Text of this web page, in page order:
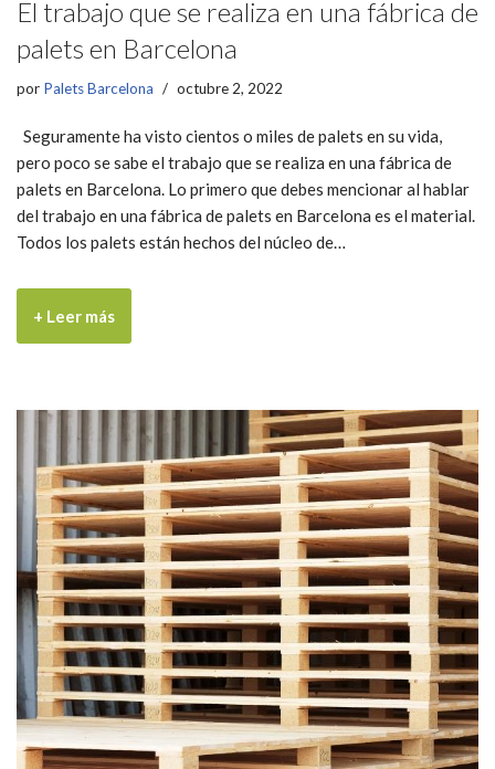
El trabajo que se realiza en una fábrica de
palets en Barcelona
por Palets Barcelona octubre 2, 2022
Seguramente ha visto cientos o miles de palets en su vida,
pero poco se sabe el trabajo que se realiza en una fábrica de
palets en Barcelona. Lo primero que debes mencionar al hablar
del trabajo en una fábrica de palets en Barcelona es el material.
Todos los palets están hechos del núcleo de…
+ Leer más